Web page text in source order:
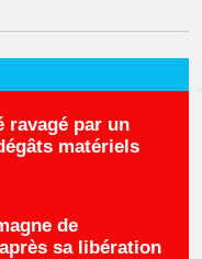
ravagé par un
matériels
de
sa libération